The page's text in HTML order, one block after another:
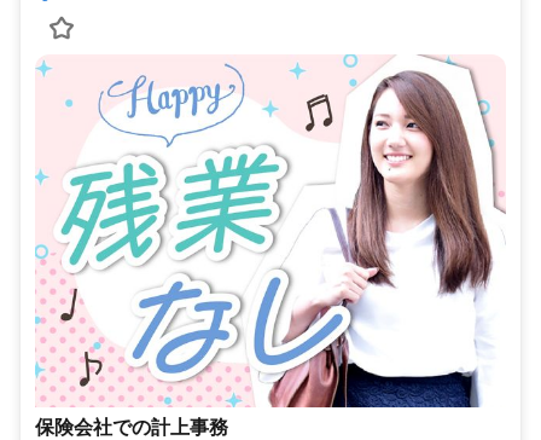
保険会社での計上事務